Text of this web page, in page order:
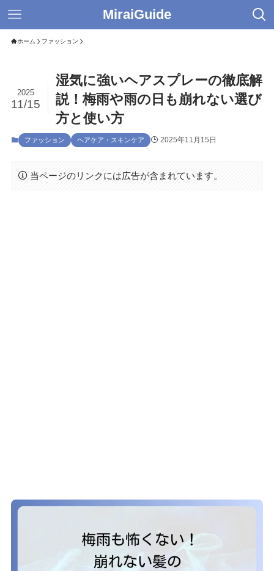
MiraiGuide
ホーム ファッション
湿気に強いヘアスプレーの徹底解
説！梅雨や雨の日も崩れない選び
方と使い方
2025
11/15
ファッション ヘアケア・スキンケア 2025年11月15日
当ページのリンクには広告が含まれています。